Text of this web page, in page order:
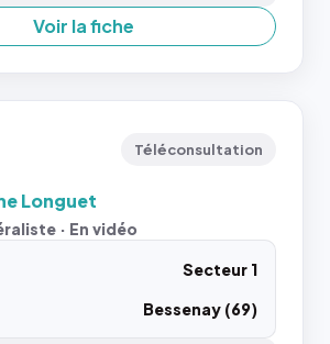
Voir la fiche
Téléconsultation
Longuet
· En vidéo
Secteur 1
Bessenay (69)